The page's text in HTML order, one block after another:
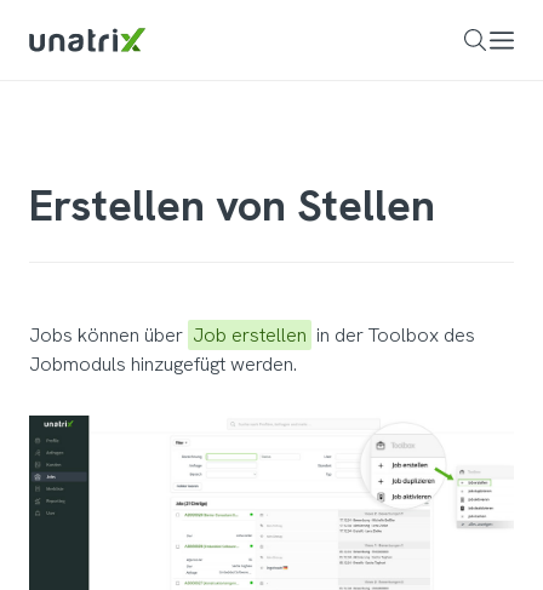
Erstellen von Stellen
Jobs können über Job erstellen in der Toolbox des
Jobmoduls hinzugefügt werden.